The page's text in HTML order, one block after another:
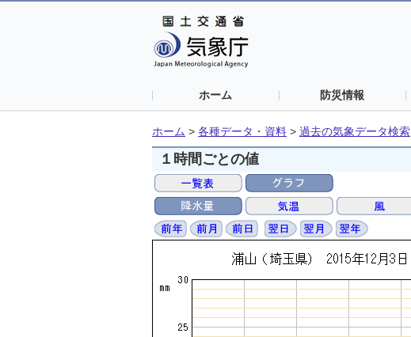
ホーム 防災情報
ホーム > 各種データ・資料 > 過去の気象データ検索
１時間ごとの値